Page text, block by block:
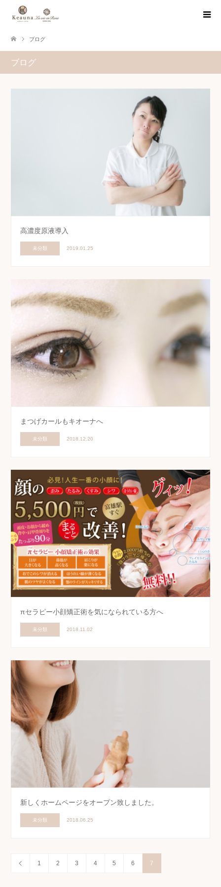
ブログ
ブログ
高濃度原液導入
未分類 2019.01.25
まつげカールもキオーナへ
未分類 2018.12.20
πセラピー小顔矯正術を気になられている方へ
未分類 2018.11.02
新しくホームページをオープン致しました。
未分類 2018.06.25
1 2 3 4 5 6 7